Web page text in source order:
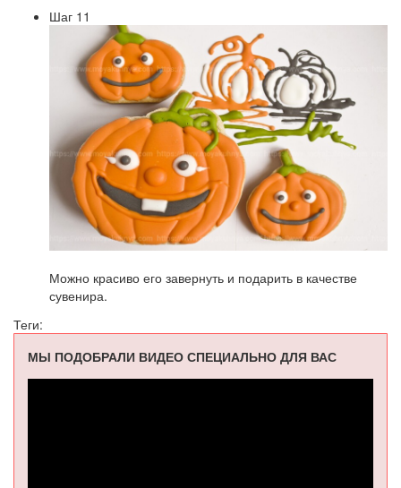
Шаг 11
Можно красиво его завернуть и подарить в качестве
сувенира.
Теги:
МЫ ПОДОБРАЛИ ВИДЕО СПЕЦИАЛЬНО ДЛЯ ВАС